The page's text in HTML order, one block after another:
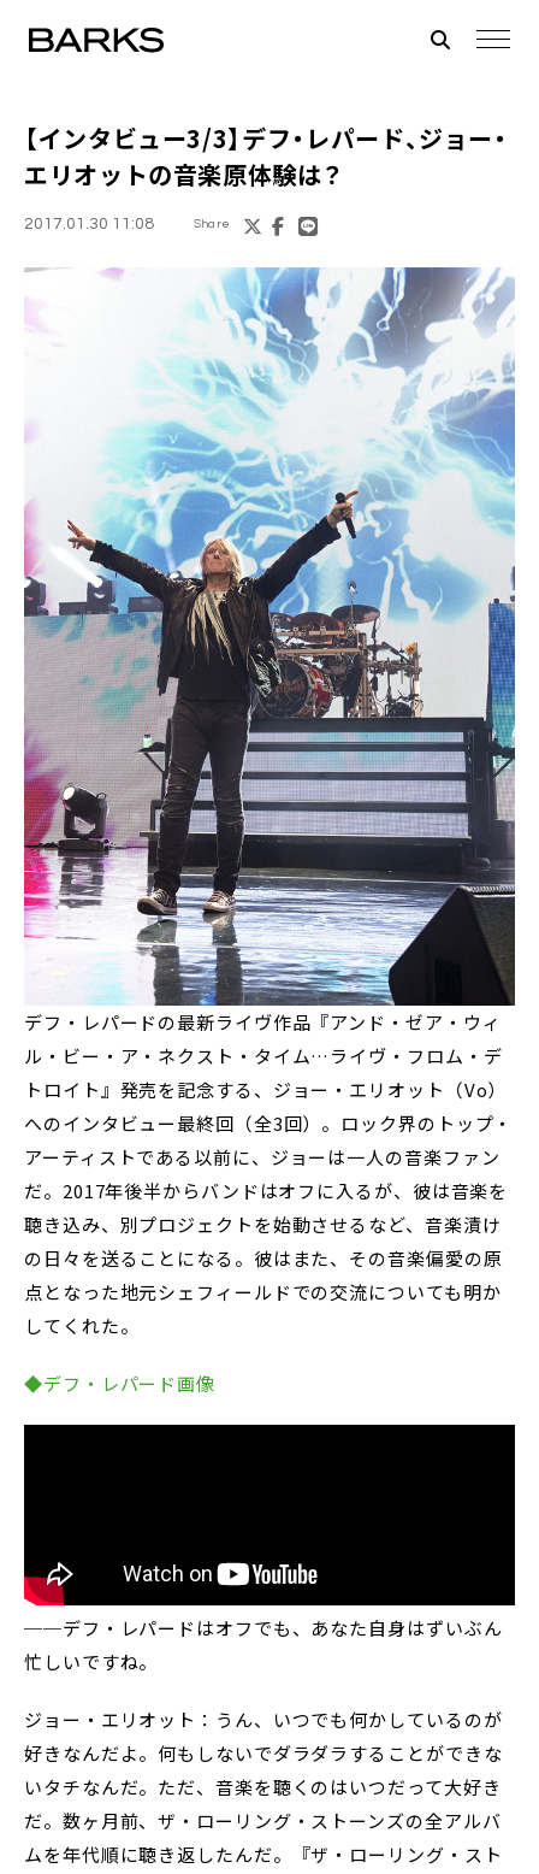
【インタビュー3/3】 デフ・レパード、ジョー・
エリオットの音楽原体験は？
2017.01.30 11:08 Share
デフ・レパードの最新ライヴ作品『アンド・ゼア・ウィ
ル・ビー・ア・ネクスト・タイム…ライヴ・フロム・デ
トロイト』発売を記念する、ジョー・エリオット（Vo）
へのインタビュー最終回（全3回）。ロック界のトップ・
アーティストである以前に、ジョーは一人の音楽ファン
だ。2017年後半からバンドはオフに入るが、彼は音楽を
聴き込み、別プロジェクトを始動させるなど、音楽漬け
の日々を送ることになる。彼はまた、その音楽偏愛の原
点となった地元シェフィールドでの交流についても明か
してくれた。
◆デフ・レパード画像
──デフ・レパードはオフでも、あなた自身はずいぶん
忙しいですね。
ジョー・エリオット：うん、いつでも何かしているのが
好きなんだよ。何もしないでダラダラすることができな
いタチなんだ。ただ、音楽を聴くのはいつだって大好き
だ。数ヶ月前、ザ・ローリング・ストーンズの全アルバ
ムを年代順に聴き返したんだ。『ザ・ローリング・スト